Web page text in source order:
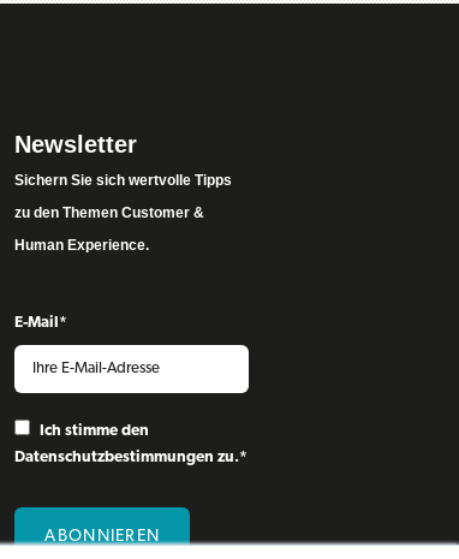
Newsletter
Sichern Sie sich wertvolle Tipps
zu den Themen Customer &
Human Experience.
E-Mail *
Ich stimme den
Datenschutzbestimmungen zu.*